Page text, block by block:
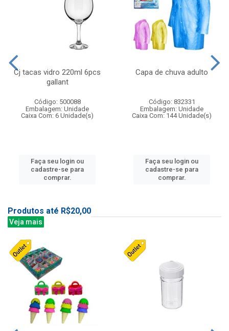
Cj tacas vidro 220ml 6pcs
gallant
Código: 500088
Embalagem: Unidade
Caixa Com: 6 Unidade(s)
Faça seu login ou
cadastre-se para
comprar.
Capa de chuva adulto
Código: 832331
Embalagem: Unidade
Caixa Com: 144 Unidade(s)
Faça seu login ou
cadastre-se para
comprar.
Produtos até R$20,00
Veja mais